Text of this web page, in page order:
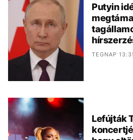
Putyin
TEGNAP
Lefújták